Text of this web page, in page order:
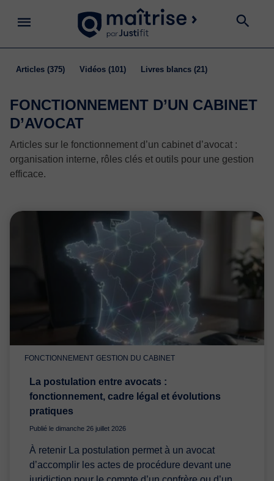
articles (375) vidéos (101) livres blancs (21)
FONCTIONNEMENT D’UN CABINET
D’AVOCAT
Articles sur le fonctionnement d’un cabinet d’avocat :
organisation interne, rôles clés et outils pour une gestion
efficace.
FONCTIONNEMENT GESTION DU CABINET
La postulation entre avocats :
fonctionnement, cadre légal et évolutions
pratiques
Publié le dimanche 26 juillet 2026
À retenir La postulation permet à un avocat
d’accomplir les actes de procédure devant une